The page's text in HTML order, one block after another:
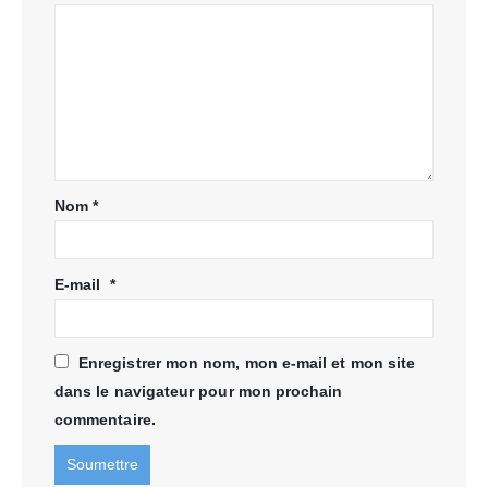
Nom*
E-mail *
Enregistrer mon nom, mon e-mail et mon site
dans le navigateur pour mon prochain
commentaire.